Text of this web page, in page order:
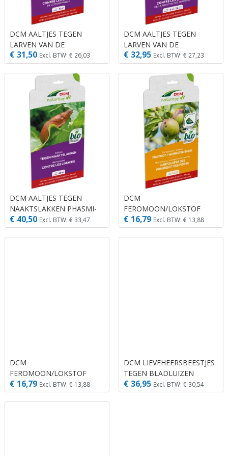
DCM AALTJES TEGEN
LARVEN VAN DE
TAXUSKEVER KRAUSSI-
GUARD® 10 M² (5 MIO.
AALTJES)
€ 31,50 Excl. BTW: € 26,03
DCM AALTJES TEGEN
LARVEN VAN DE
VARENROUWMUG FELTI-
GUARD® 6 M² (2 X 3 MIO.
AALTJES)
€ 32,95 Excl. BTW: € 27,23
DCM AALTJES TEGEN
NAAKTSLAKKEN PHASMI-
GUARD® 40 M² (12 MIO.
AALTJES)
€ 40,50 Excl. BTW: € 33,47
DCM
FEROMOON/LOKSTOF
FRUITMOT/WORMSTEKIGHEID
CYDIA-PHEROMONE® 2
€ 16,79 Excl. BTW: € 13,88
DCM
FEROMOON/LOKSTOF
PRUIMENMOT GRAPHO-
PHEROMONE® 2
CAPSULES
€ 16,79 Excl. BTW: € 13,88
DCM LIEVEHEERSBEESTJES
TEGEN BLADLUIZEN
ADALI-GUARD® 20 M² (100
LARVEN)
€ 36,95 Excl. BTW: € 30,54